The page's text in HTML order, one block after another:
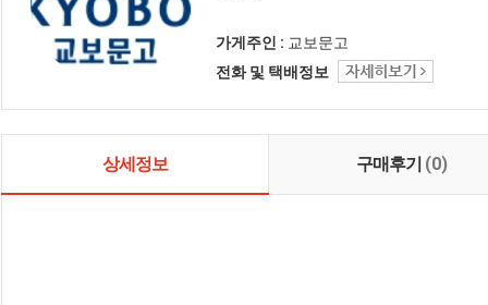
가게주인 : 교보문고
전화 및 택배정보
상세정보 구매후기 (0)